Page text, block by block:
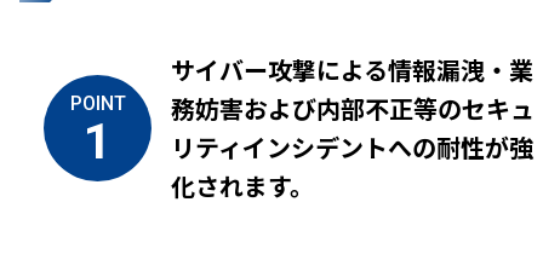
POINT
1
サイバー攻撃による情報漏洩・業
務妨害および内部不正等のセキュ
リティインシデントへの耐性が強
化されます。